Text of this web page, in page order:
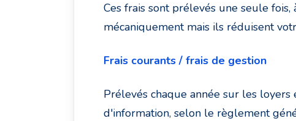
Ces frais sont prélevés une seule
mécaniquement mais ils réduisent
Frais courants / frais de gestion
Prélevés chaque année sur les
d'information, selon le règlement